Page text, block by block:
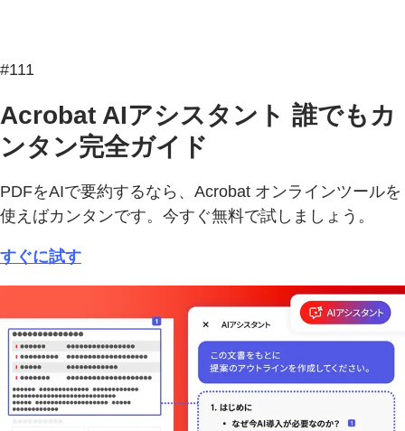
#111
Acrobat AIアシスタント 誰でもカ
ンタン完全ガイド
PDFをAIで要約するなら、Acrobat オンラインツールを
使えばカンタンです。今すぐ無料で試しましょう。
すぐに試す